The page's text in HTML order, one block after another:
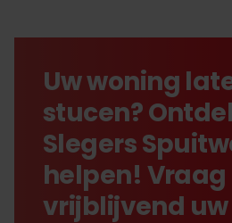
Uw woning
stucen?
Slegers
helpen! Vraag
vrijblijvend